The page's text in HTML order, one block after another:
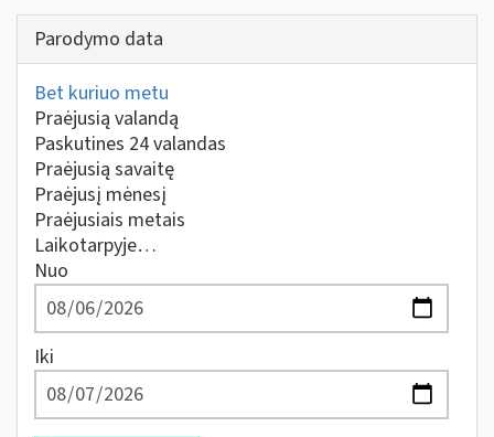
Parodymo data
Bet kuriuo metu
Praėjusią valandą
Paskutines 24 valandas
Praėjusią savaitę
Praėjusį mėnesį
Praėjusiais metais
Laikotarpyje…
Nuo
Iki